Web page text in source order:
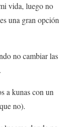
vida, luego no
una gran opción
no cambiar las
a kunas con un
no).